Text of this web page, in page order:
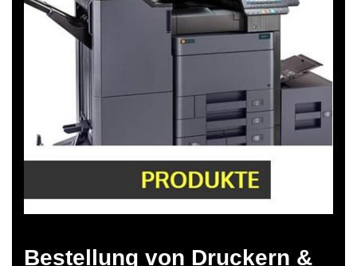
Bestellung von Druckern &